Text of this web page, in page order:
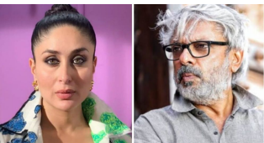
প্রচ্ছদ
জাতীয়
রাজনীতি
অর্থনীতি
আন্তর্জাতিক
সারাদেশ